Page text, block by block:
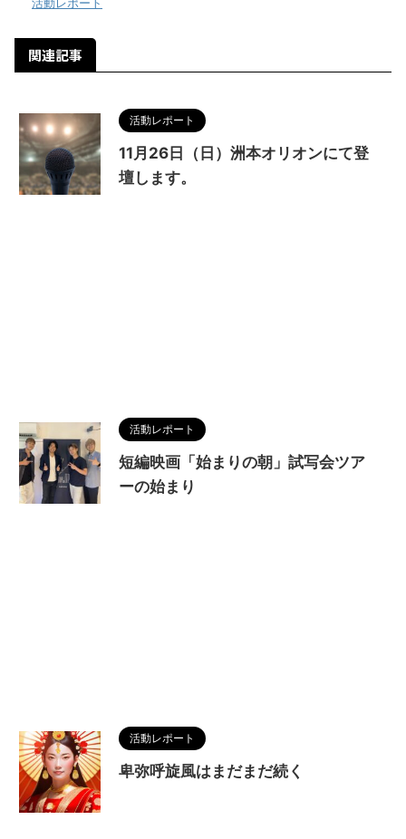
活動レポート
関連記事
活動レポート
11月26日（日）洲本オリオンにて登
壇します。
活動レポート
短編映画「始まりの朝」試写会ツア
ーの始まり
活動レポート
卑弥呼旋風はまだまだ続く